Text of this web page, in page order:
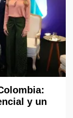
y un